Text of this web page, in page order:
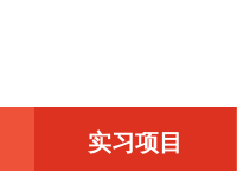
实习项目